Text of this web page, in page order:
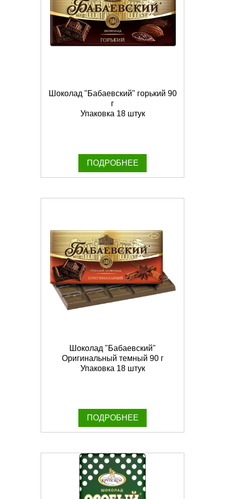
Шоколад "Бабаевский" горький 90
г
Упаковка 18 штук
ПОДРОБНЕЕ
Шоколад "Бабаевский"
Оригинальный темный 90 г
Упаковка 18 штук
ПОДРОБНЕЕ